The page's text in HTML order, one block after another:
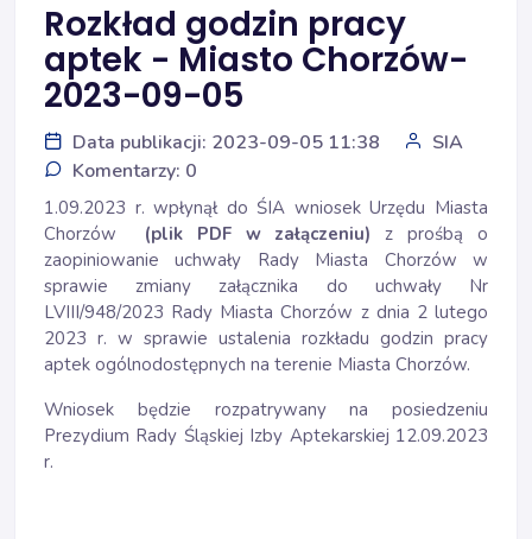
Rozkład godzin pracy
aptek - Miasto Chorzów-
2023-09-05
Data publikacji: 2023-09-05 11:38
SIA
Komentarzy: 0
1.09.2023 r. wpłynął do ŚIA wniosek Urzędu Miasta
Chorzów
(plik PDF w załączeniu)
z prośbą o
zaopiniowanie uchwały Rady Miasta Chorzów w
sprawie zmiany załącznika do uchwały Nr
LVIII/948/2023 Rady Miasta Chorzów z dnia 2 lutego
2023 r. w sprawie ustalenia rozkładu godzin pracy
aptek ogólnodostępnych na terenie Miasta Chorzów.
Wniosek będzie rozpatrywany na posiedzeniu
Prezydium Rady Śląskiej Izby Aptekarskiej 12.09.2023
r.